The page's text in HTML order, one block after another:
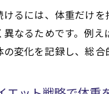
るには、体重だけ
なるためです。例
変化を記録し、総